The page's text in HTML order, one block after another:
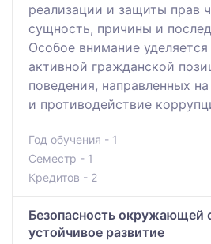
реализации и защиты прав
сущность, причины и
Особое внимание
активной гражданской
поведения, направленных
и противодействие
Год обучения - 1
Семестр - 1
Кредитов - 2
Безопасность окружающей
устойчивое развитие